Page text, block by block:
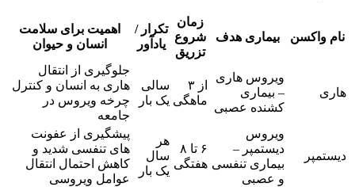
نام واکسن بیماری هدف
زمان
شروع
تزریق
تکرار /
یادآور
اهمیت برای سلامت
انسان و حیوان
هاری
ویروس هاری
– بیماری
کشنده عصبی
از ۳
ماهگی
سالی
یک‌ بار
جلوگیری از انتقال
هاری به انسان و کنترل
چرخه ویروس در
جامعه
دیستمپر
ویروس
دیستمپر –
بیماری تنفسی
و عصبی
۶ تا ۸
هفتگی
هر
سال
یک‌ بار
پیشگیری از عفونت‌
های تنفسی شدید و
کاهش احتمال انتقال
عوامل ویروسی